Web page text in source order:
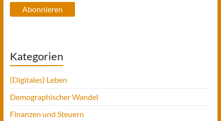
Abonnieren
Kategorien
(Digitales) Leben
Demographischer Wandel
Finanzen und Steuern